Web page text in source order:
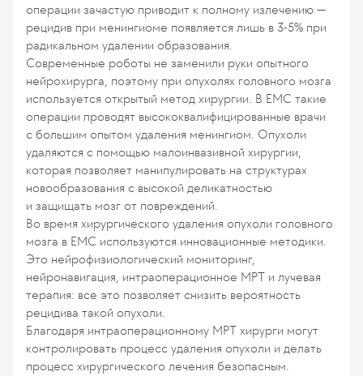
операции зачастую приводит к полному излечению —
рецидив при менингиоме появляется лишь в 3-5% при
радикальном удалении образования.
Современные роботы не заменили руки опытного
нейрохирурга, поэтому при опухолях головного мозга
используется открытый метод хирургии. В ЕМС такие
операции проводят высококвалифицированные врачи
с большим опытом удаления менингиом. Опухоли
удаляются с помощью малоинвазивной хирургии,
которая позволяет манипулировать на структурах
новообразования с высокой деликатностью
и защищать мозг от повреждений.
Во время хирургического удаления опухоли головного
мозга в ЕМС используются инновационные методики.
Это нейрофизиологический мониторинг,
нейронавигация, интраоперационное МРТ и лучевая
терапия: все это позволяет снизить вероятность
рецидива такой опухоли.
Благодаря интраоперационному МРТ хирурги могут
контролировать процесс удаления опухоли и делать
процесс хирургического лечения безопасным.